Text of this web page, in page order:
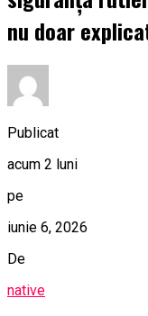
nu doar
Publicat
acum 2 luni
pe
iunie 6, 2026
De
native